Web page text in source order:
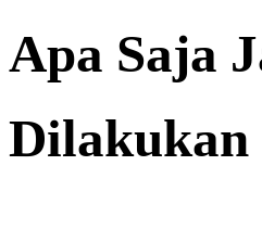
Apa Saja
Dilakukan